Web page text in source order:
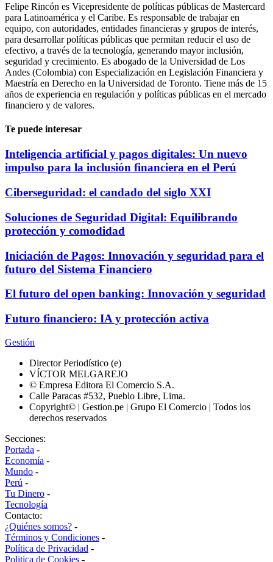
Felipe Rincón es Vicepresidente de políticas públicas de Mastercard
para Latinoamérica y el Caribe. Es responsable de trabajar en
equipo, con autoridades, entidades financieras y grupos de interés,
para desarrollar políticas públicas que permitan reducir el uso de
efectivo, a través de la tecnología, generando mayor inclusión,
seguridad y crecimiento. Es abogado de la Universidad de Los
Andes (Colombia) con Especialización en Legislación Financiera y
Maestría en Derecho en la Universidad de Toronto. Tiene más de 15
años de experiencia en regulación y políticas públicas en el mercado
financiero y de valores.
Te puede interesar
Inteligencia artificial y pagos digitales: Un nuevo
impulso para la inclusión financiera en el Perú
Ciberseguridad: el candado del siglo XXI
Soluciones de Seguridad Digital: Equilibrando
protección y comodidad
Iniciación de Pagos: Innovación y seguridad para el
futuro del Sistema Financiero
El futuro del open banking: Innovación y seguridad
Futuro financiero: IA y protección activa
Gestión
Director Periodístico (e)
VÍCTOR MELGAREJO
© Empresa Editora El Comercio S.A.
Calle Paracas #532, Pueblo Libre, Lima.
Copyright© | Gestion.pe | Grupo El Comercio | Todos los
derechos reservados
Secciones:
Portada -
Economía -
Mundo -
Perú -
Tu Dinero -
Tecnología
Contacto:
¿Quiénes somos? -
Términos y Condiciones -
Política de Privacidad -
Politica de Cookies -